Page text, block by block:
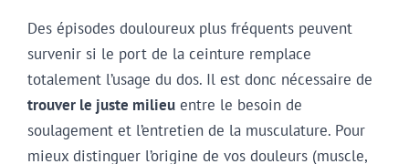
Des épisodes douloureux plus fréquents peuvent
survenir si le port de la ceinture remplace
totalement l’usage du dos. Il est donc nécessaire de
trouver le juste milieu entre le besoin de
soulagement et l’entretien de la musculature. Pour
mieux distinguer l’origine de vos douleurs (muscle,